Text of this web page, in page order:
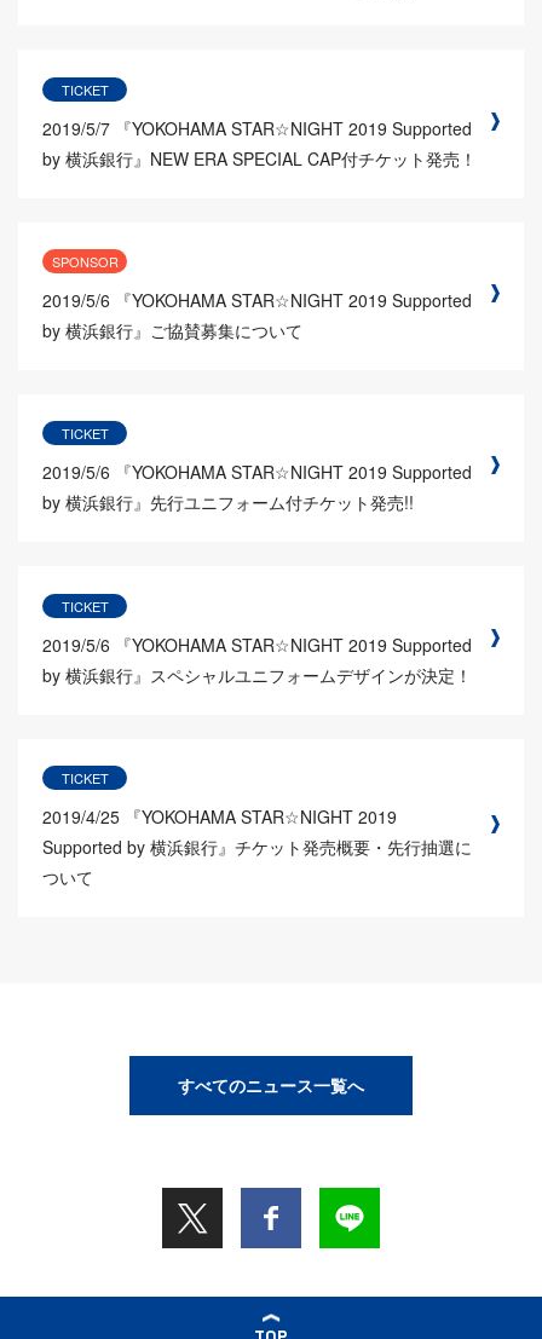
TICKET
2019/5/7 『YOKOHAMA STAR☆NIGHT 2019 Supported
by 横浜銀行』NEW ERA SPECIAL CAP付チケット発売！
SPONSOR
2019/5/6
『YOKOHAMA STAR☆NIGHT 2019 Supported
by 横浜銀行』ご協賛募集について
TICKET
2019/5/6
『YOKOHAMA STAR☆NIGHT 2019 Supported
by 横浜銀行』先行ユニフォーム付チケット発売!!
TICKET
2019/5/6
『YOKOHAMA STAR☆NIGHT 2019 Supported
by 横浜銀行』スペシャルユニフォームデザインが決定！
TICKET
2019/4/25 『YOKOHAMA STAR☆NIGHT 2019
Supported by 横浜銀行』チケット発売概要・先行抽選に
ついて
すべてのニュース一覧へ